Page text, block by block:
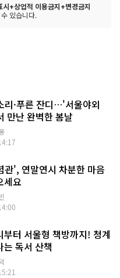
+상업적 이용금지+변경금지
있습니다.
리·푸른 잔디…'서울야외
만난 완벽한 봄날
관', 연말연시 차분한 마음
세요
부터 서울형 책방까지! 청계
는 독서 산책